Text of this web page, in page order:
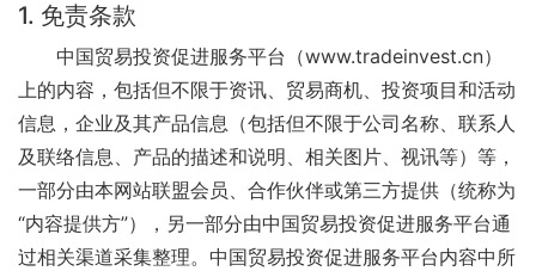
1. 免责条款
中国贸易投资促进服务平台（www.tradeinvest.cn）
上的内容，包括但不限于资讯、贸易商机、投资项目和活动
信息，企业及其产品信息（包括但不限于公司名称、联系人
及联络信息、产品的描述和说明、相关图片、视讯等）等，
一部分由本网站联盟会员、合作伙伴或第三方提供（统称为
“内容提供方”），另一部分由中国贸易投资促进服务平台通
过相关渠道采集整理。中国贸易投资促进服务平台内容中所